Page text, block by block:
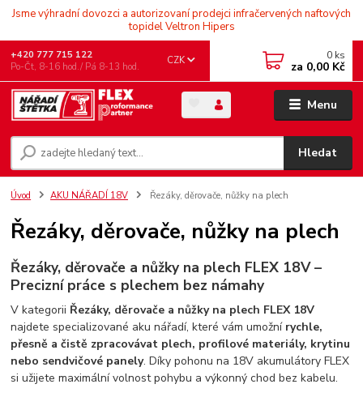
Jsme výhradní dovozci a autorizovaní prodejci infračervených naftových
topidel Veltron Hipers
Menu
CZK
Hledat
+420 777 715 122
Po-Čt, 8-16 hod./ Pá 8-13 hod.
0 ks
za 0,00 Kč
Úvod AKU NÁŘADÍ 18V Řezáky, děrovače, nůžky na plech
Řezáky, děrovače, nůžky na plech
Řezáky, děrovače a nůžky na plech FLEX 18V –
Precizní práce s plechem bez námahy
V kategorii Řezáky, děrovače a nůžky na plech FLEX 18V
najdete specializované aku nářadí, které vám umožní rychle,
přesně a čistě zpracovávat plech, profilové materiály, krytinu
nebo sendvičové panely. Díky pohonu na 18V akumulátory FLEX
si užijete maximální volnost pohybu a výkonný chod bez kabelu.